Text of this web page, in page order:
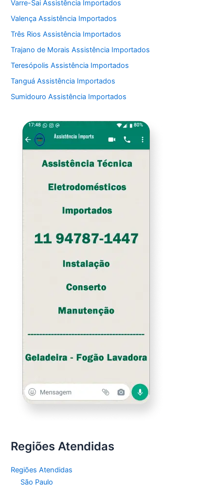
Varre-Sai Assistência Importados
Valença Assistência Importados
Três Rios Assistência Importados
Trajano de Morais Assistência Importados
Teresópolis Assistência Importados
Tanguá Assistência Importados
Sumidouro Assistência Importados
Regiões Atendidas
Regiões Atendidas
São Paulo